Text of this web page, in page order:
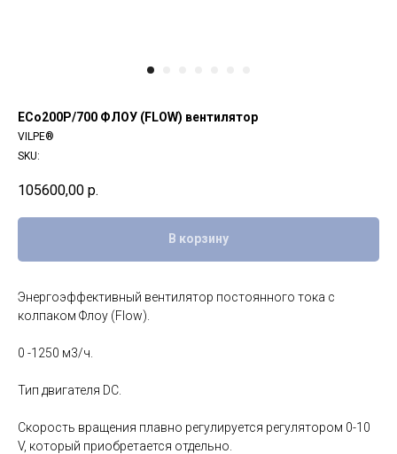
ECo200P/700 ФЛОУ (FLOW) вентилятор
VILPE®
SKU:
105600,00 р.
В корзину
Энергоэффективный вентилятор постоянного тока c
колпаком Флоу (Flow).
0 -1250 м3/ч.
Тип двигателя DC.
Скорость вращения плавно регулируется регулятором 0-10
V, который приобретается отдельно.